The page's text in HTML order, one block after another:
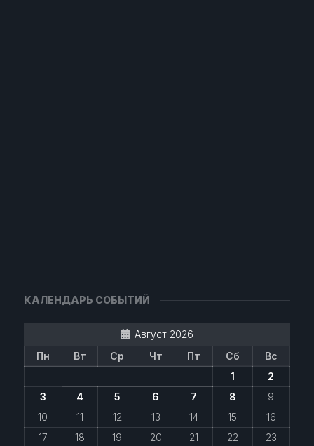
КАЛЕНДАРЬ СОБЫТИЙ
Август 2026
Пн
Вт Ср Чт Пт Сб
Вс
1
2
3
4 5 6 7 8
9
10
11 12 13 14 15
16
17
18 19 20 21 22
23